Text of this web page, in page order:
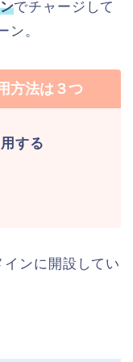
でチャージして
ン。
方法は３つ
する
インに開設してい